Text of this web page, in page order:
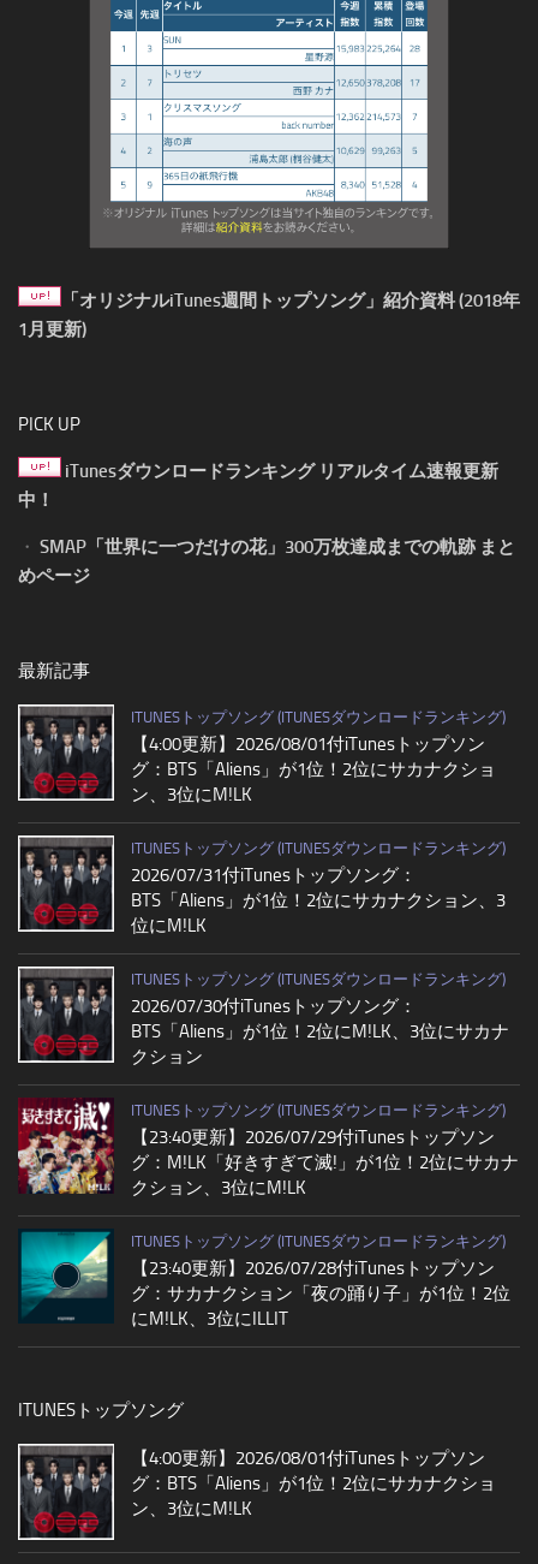
「オリジナルiTunes週間トップソング」紹介資料 (2018年
1月更新)
PICK UP
iTunesダウンロードランキング リアルタイム速報更新
中！
・ SMAP「世界に一つだけの花」300万枚達成までの軌跡 まと
めページ
最新記事
ITUNESトップソング (ITUNESダウンロードランキング)
【4:00更新】2026/08/01付iTunesトップソン
グ：BTS「Aliens」が1位！2位にサカナクショ
ン、3位にM!LK
ITUNESトップソング (ITUNESダウンロードランキング)
2026/07/31付iTunesトップソング：
BTS「Aliens」が1位！2位にサカナクション、3
位にM!LK
ITUNESトップソング (ITUNESダウンロードランキング)
2026/07/30付iTunesトップソング：
BTS「Aliens」が1位！2位にM!LK、3位にサカナ
クション
ITUNESトップソング (ITUNESダウンロードランキング)
【23:40更新】2026/07/29付iTunesトップソン
グ：M!LK「好きすぎて滅!」が1位！2位にサカナ
クション、3位にM!LK
ITUNESトップソング (ITUNESダウンロードランキング)
【23:40更新】2026/07/28付iTunesトップソン
グ：サカナクション「夜の踊り子」が1位！2位
にM!LK、3位にILLIT
ITUNESトップソング
【4:00更新】2026/08/01付iTunesトップソン
グ：BTS「Aliens」が1位！2位にサカナクショ
ン、3位にM!LK